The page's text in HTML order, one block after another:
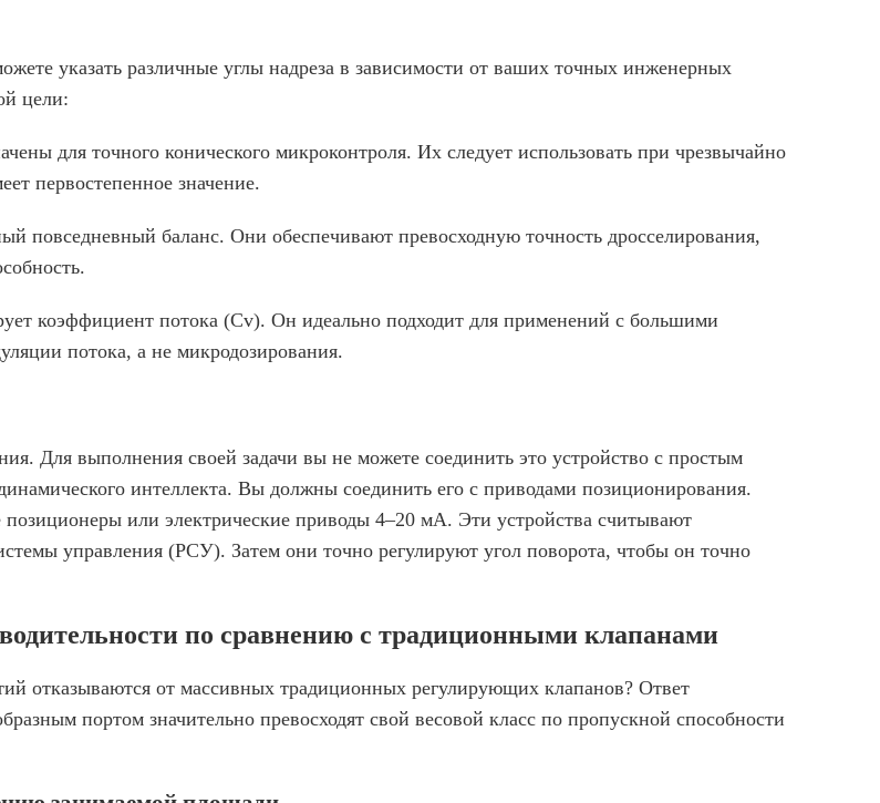
указать различные углы надреза в зависимости от ваших точных инженерных
цели:
для точного конического микроконтроля. Их следует использовать при чрезвычайно
первостепенное значение.
повседневный баланс. Они обеспечивают превосходную точность дросселирования,
коэффициент потока (Cv). Он идеально подходит для применений с большими
потока, а не микродозирования.
Для выполнения своей задачи вы не можете соединить это устройство с простым
интеллекта. Вы должны соединить его с приводами позиционирования.
или электрические приводы 4–20 мА. Эти устройства считывают
управления (РСУ). Затем они точно регулируют угол поворота, чтобы он точно
по сравнению с традиционными клапанами
отказываются от массивных традиционных регулирующих клапанов? Ответ
портом значительно превосходят свой весовой класс по пропускной способности